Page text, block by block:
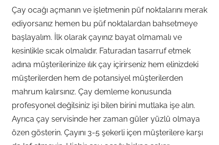
Çay ocağı açmanın ve işletmenin püf noktalarını merak
ediyorsanız hemen bu püf noktalardan bahsetmeye
başlayalım. İlk olarak çayınız bayat olmamalı ve
kesinlikle sıcak olmalıdır. Faturadan tasarruf etmek
adına müşterilerinize ılık çay içirirseniz hem elinizdeki
müşterilerden hem de potansiyel müşterilerden
mahrum kalırsınız. Çay demleme konusunda
profesyonel değilsiniz işi bilen birini mutlaka işe alın.
Ayrıca çay servisinde her zaman güler yüzlü olmaya
özen gösterin. Çayını 3-5 şekerli içen müşterilere karşı